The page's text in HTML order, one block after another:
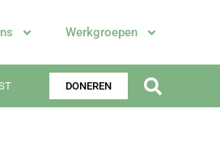
Werkgroepen
DONEREN